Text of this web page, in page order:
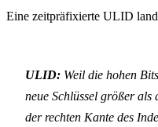
Eine zeitpräfixierte ULID
ULID: Weil die hohen
neue Schlüssel größer als
der rechten Kante des